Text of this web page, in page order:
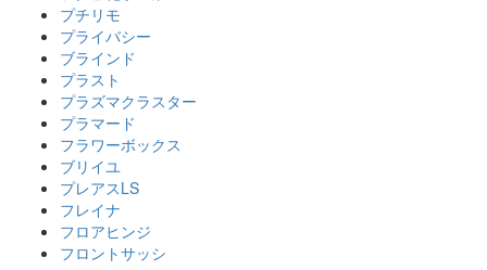
プチリモ
プライバシー
ブラインド
プラスト
プラズマクラスター
プラマード
フラワーボックス
ブリイユ
プレアスLS
フレイナ
フロアヒンジ
フロントサッシ